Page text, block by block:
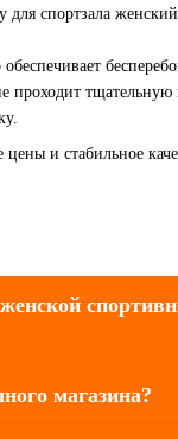
спортзала
тщательную
и стабильное
магазина?